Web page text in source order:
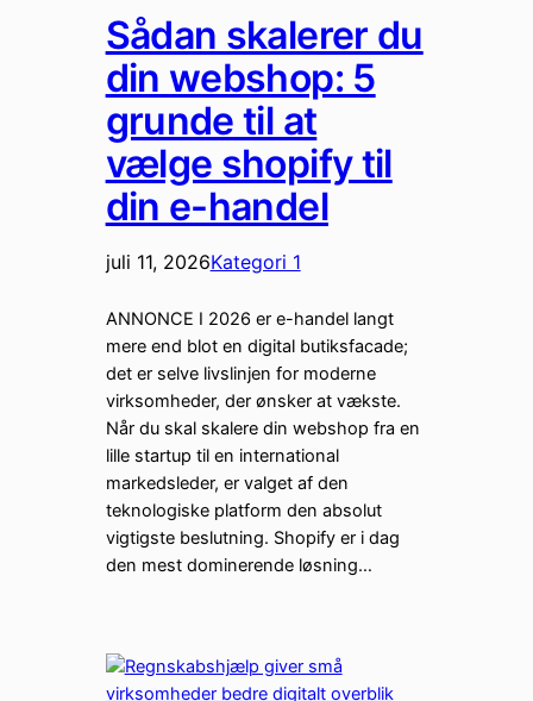
Sådan skalerer du
din webshop: 5
grunde til at
vælge shopify til
din e-handel
juli 11, 2026Kategori 1
ANNONCE I 2026 er e-handel langt
mere end blot en digital butiksfacade;
det er selve livslinjen for moderne
virksomheder, der ønsker at vækste.
Når du skal skalere din webshop fra en
lille startup til en international
markedsleder, er valget af den
teknologiske platform den absolut
vigtigste beslutning. Shopify er i dag
den mest dominerende løsning…